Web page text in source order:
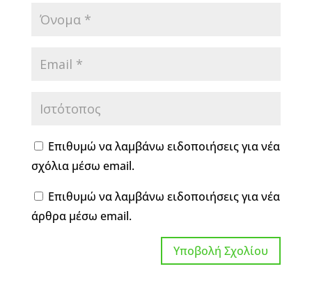
Επιθυμώ να λαμβάνω ειδοποιήσεις για νέα
σχόλια μέσω email.
Επιθυμώ να λαμβάνω ειδοποιήσεις για νέα
άρθρα μέσω email.